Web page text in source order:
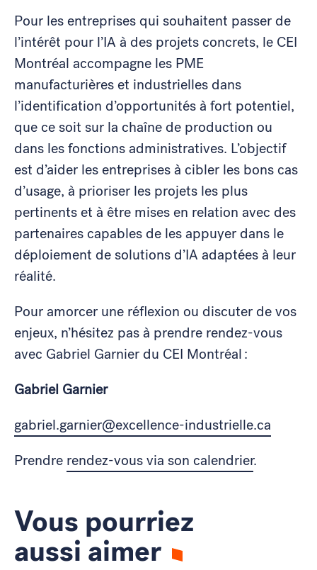
Pour les entreprises qui souhaitent passer de
l’intérêt pour l’IA à des projets concrets, le CEI
Montréal accompagne les PME
manufacturières et industrielles dans
l’identification d’opportunités à fort potentiel,
que ce soit sur la chaîne de production ou
dans les fonctions administratives. L’objectif
est d’aider les entreprises à cibler les bons cas
d’usage, à prioriser les projets les plus
pertinents et à être mises en relation avec des
partenaires capables de les appuyer dans le
déploiement de solutions d’IA adaptées à leur
réalité.
Pour amorcer une réflexion ou discuter de vos
enjeux, n’hésitez pas à prendre rendez-vous
avec Gabriel Garnier du CEI Montréal :
Gabriel Garnier
gabriel.garnier@excellence-industrielle.ca
Prendre rendez-vous via son calendrier.
Vous pourriez
aussi aimer